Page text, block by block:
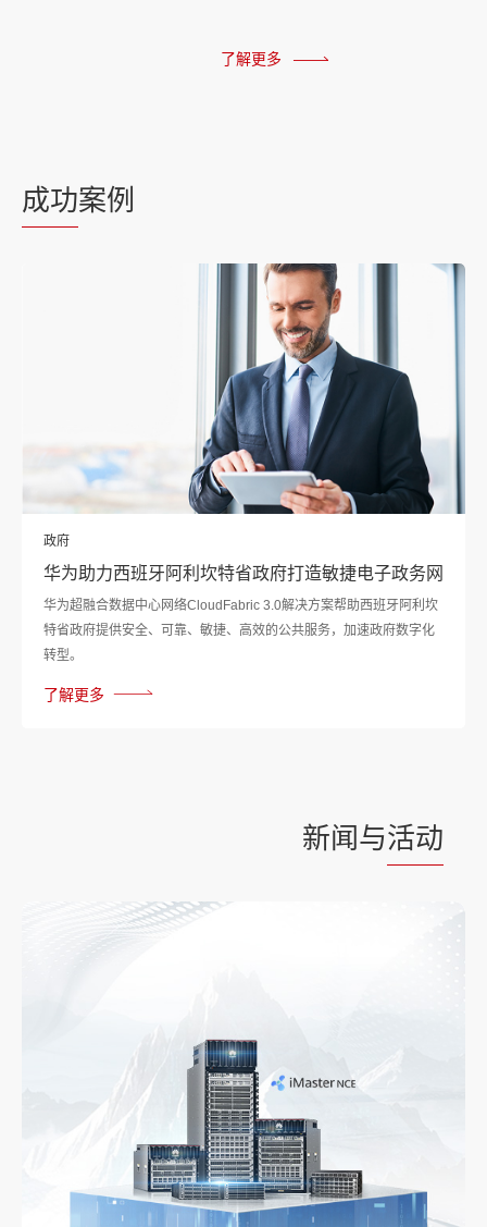
了解更多
成功案例
政府
华为助力西班牙阿利坎特省政府打造敏捷电子政务网
华为超融合数据中心网络CloudFabric 3.0解决方案帮助西班牙阿利坎
特省政府提供安全、可靠、敏捷、高效的公共服务，加速政府数字化
转型。
了解更多
新闻与活动